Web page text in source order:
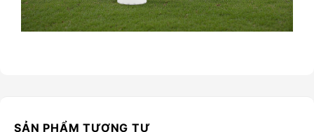
SẢN PHẨM TƯƠNG TỰ